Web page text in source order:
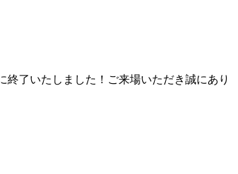
了いたしました！ご来場いただき誠にあり